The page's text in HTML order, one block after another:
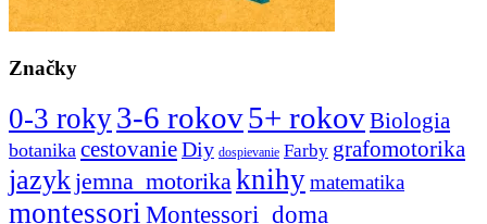
Značky
0-3 roky3-6 rokov5+ rokovBiologia
botanika cestovanieDiy dospievanie Farby grafomotorika
jazykjemna_motorikaknihymatematika
montessoriMontessori_doma